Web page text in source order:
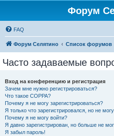
Форум
FAQ
Форум Селятино Список форумов
Часто задаваемые
Вход на конференцию и регистрация
Зачем мне нужно регистрироваться?
Что такое COPPA?
Почему я не могу зарегистрироваться?
Я только что зарегистрировался, но не
Почему я не могу войти?
Я давно зарегистрирован, но больше не
Я забыл пароль!